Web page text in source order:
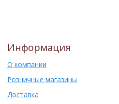
Информация
О компании
Розничные магазины
Доставка